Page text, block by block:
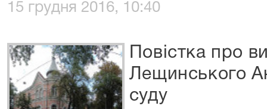
15 грудня 2016, 10:40
Повістка про
Лещинського
суду